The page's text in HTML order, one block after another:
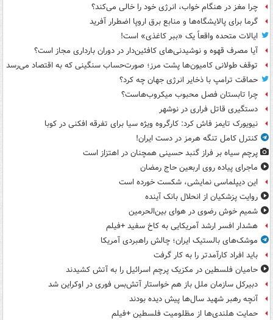
چرا مغز در هنگام خواب، انرژی خود را خالی می‌کند؟
گرما برای پالایشگاه‌ها و منابع برق اروپا اضطرار آفرید
ایالات متحده واقعاً یک «ببر کاغذی» است!
آیا مصرف قهوه و نوشیدنی‌های کافئین‌دار در دوران بارداری مجاز است؟
توقف طولانی کامیون‌ها پشت مرز؛ صورت‌حساب سنگینی که به اقتصاد می‌رسد
حماقت ترامپ با ذخایر انرژی جهان چه کرد؟
چرا تابستان فصل محبوب میکروب‌هاست؟
دستگیری قاتل فراری در نوشهر
نیویورک تایمز فاش کرد: کارگروه ویژه سیا برای تفرقه افکنی در کوبا
کنترل کامل تنگه هرمز در دست ایران!
پرچم سیاه بر فراز گنبد حسینی همچنان در اهتزاز است
ماجرای پیاده روی اربعین حاج رمضان
این دیپلماسی نمایشی، شکست خورده است
روایت پزشکیان از انحلال بانک آینده
شمیم خوش رضوی در هوای بین‌الحرمین
هشدار افسر ارشد آمریکایی به کاخ سفید +فیلم
موشک‌های بالستیک ایران؛ چالش راهبردی آمریکا
باید افراد کارآمدتر را به کار گرفت
حامیان فلسطین در مکزیک پرچم اسرائیل را به آتش کشیدند
دبیرکل سازمان ملل باز هم خواستار آتش‌بس فوری در اوکراین شد
آنچه رهبر شهید سال‌ها پیش دیده بودند
حمایت هلندی‌ها از مظلومیت فلسطین +فیلم